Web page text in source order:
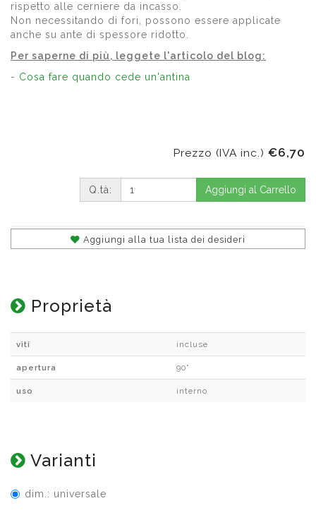
rispetto alle cerniere da incasso.
Non necessitando di fori, possono essere applicate
anche su ante di spessore ridotto.
Per saperne di più, leggete l'articolo del blog:
- Cosa fare quando cede un'antina
Aggiungi alla tua lista dei desideri
Prezzo (IVA inc.) €6,70
Q.tà: Aggiungi al Carrello
Proprietà
viti incluse
apertura 90°
uso interno
Varianti
dim.: universale